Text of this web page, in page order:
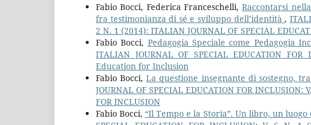
Fabio Bocci, Federica Franceschelli,Raccontarsi
fra testimonianza di sé e sviluppo dell’identità,
2 N. 1 (2014): ITALIAN JOURNAL OF SPECIAL
Fabio Bocci, Pedagogia Speciale come Pedagogia
ITALIAN JOURNAL OF SPECIAL EDUCATION
Education for Inclusion
Fabio Bocci,La questione insegnante di sostegno,
JOURNAL OF SPECIAL EDUCATION FOR
FOR INCLUSION
Fabio Bocci,“Il Tempo e la Storia”. Un libro, un